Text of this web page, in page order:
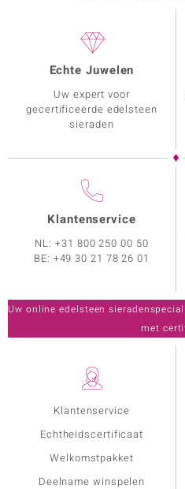
Klantenservice
Echtheidscertificaat
Welkomstpakket
Deelname winspelen
Echte Juwelen
Uw expert voor
gecertificeerde edelsteen
sieraden
Klantenservice
NL:+31 800 250 00 50
BE: +49 30 21 78 26 01
Uw online edelsteen
met